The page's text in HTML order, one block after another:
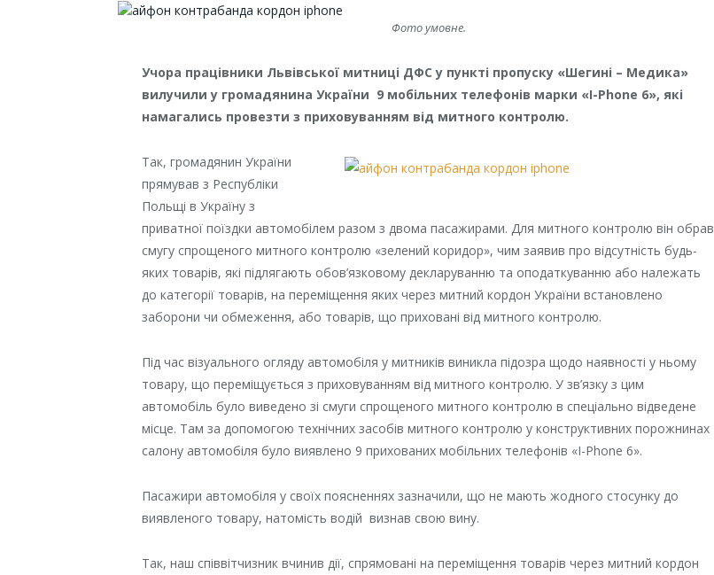
Фото умовне.
Учора працівники Львівської митниці ДФС у пункті пропуску «Шегині – Медика»
вилучили у громадянина України 9 мобільних телефонів марки «I-Phone 6», які
намагались провезти з приховуванням від митного контролю.
Так, громадянин України
прямував з Республіки
Польщі в Україну з
приватної поїздки автомобілем разом з двома пасажирами. Для митного контролю він обрав
смугу спрощеного митного контролю «зелений коридор», чим заявив про відсутність будь-
яких товарів, які підлягають обов’язковому декларуванню та оподаткуванню або належать
до категорії товарів, на переміщення яких через митний кордон України встановлено
заборони чи обмеження, або товарів, що приховані від митного контролю.
Під час візуального огляду автомобіля у митників виникла підозра щодо наявності у ньому
товару, що переміщується з приховуванням від митного контролю. У зв’язку з цим
автомобіль було виведено зі смуги спрощеного митного контролю в спеціально відведене
місце. Там за допомогою технічних засобів митного контролю у конструктивних порожнинах
салону автомобіля було виявлено 9 прихованих мобільних телефонів «I-Phone 6».
Пасажири автомобіля у своїх поясненнях зазначили, що не мають жодного стосунку до
виявленого товару, натомість водій визнав свою вину.
Так, наш співвітчизник вчинив дії, спрямовані на переміщення товарів через митний кордон